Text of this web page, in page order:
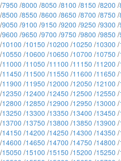
/7950 /8000 /8050 /8100 /8150 /8200 /
/8500 /8550 /8600 /8650 /8700 /8750 /
/9050 /9100 /9150 /9200 /9250 /9300 /
/9600 /9650 /9700 /9750 /9800 /9850 /
/10100 /10150 /10200 /10250 /10300 /
/10550 /10600 /10650 /10700 /10750 /
/11000 /11050 /11100 /11150 /11200 /
/11450 /11500 /11550 /11600 /11650 /
/11900 /11950 /12000 /12050 /12100 /
/12350 /12400 /12450 /12500 /12550 /
/12800 /12850 /12900 /12950 /13000 /
/13250 /13300 /13350 /13400 /13450 /
/13700 /13750 /13800 /13850 /13900 /
/14150 /14200 /14250 /14300 /14350 /
/14600 /14650 /14700 /14750 /14800 /
/15050 /15100 /15150 /15200 /15250 /